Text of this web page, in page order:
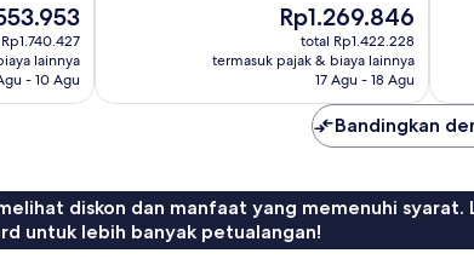
lainnya
- 10 Agu
Harga
sekarang
Rp1.269.846
Rp1.269.846
total Rp1.422.228
termasuk pajak & biaya lainnya
17 Agu - 18 Agu
Bandingkan
diskon dan manfaat yang memenuhi syarat.
untuk lebih banyak petualangan!